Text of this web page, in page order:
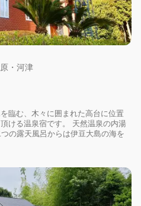
・河津
臨む、木々に囲まれた高台に位置
ける温泉宿です。 天然温泉の内湯
の露天風呂からは伊豆大島の海を